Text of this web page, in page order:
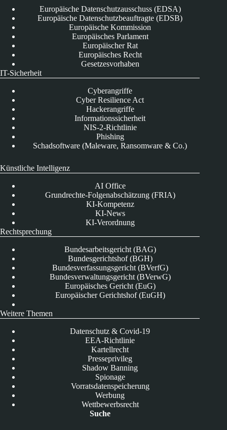
Europäische Datenschutzausschuss (EDSA)
Europäische Datenschutzbeauftragte (EDSB)
Europäische Kommission
Europäisches Parlament
Europäischer Rat
Europäisches Recht
Gesetzesvorhaben
IT-Sicherheit
Cyberangriffe
Cyber Resilience Act
Hackerangriffe
Informationssicherheit
NIS-2-Richtlinie
Phishing
Schadsoftware (Maleware, Ransomware & Co.)
Künstliche Intelligenz
AI Office
Grundrechte-Folgenabschätzung (FRIA)
KI-Kompetenz
KI-News
KI-Verordnung
Rechtsprechung
Bundesarbeitsgericht (BAG)
Bundesgerichtshof (BGH)
Bundesverfassungsgericht (BVerfG)
Bundesverwaltungsgericht (BVerwG)
Europäisches Gericht (EuG)
Europäischer Gerichtshof (EuGH)
Weitere Themen
Datenschutz & Covid-19
EEA-Richtlinie
Kartellrecht
Presseprivileg
Shadow Banning
Spionage
Vorratsdatenspeicherung
Werbung
Wettbewerbsrecht
Suche